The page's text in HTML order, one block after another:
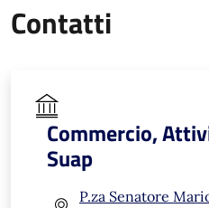
Contatti
Commercio,
Suap
P.za Senatore